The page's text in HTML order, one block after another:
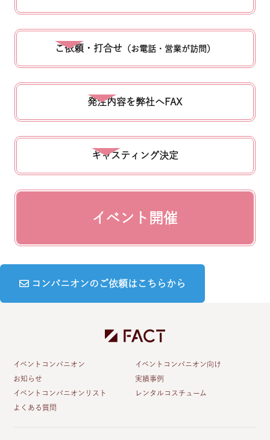
ご依頼・打合せ（お電話・営業が訪問）
発注内容を弊社へFAX
キャスティング決定
イベント開催
コンパニオンのご依頼はこちらから
イベントコンパニオン
イベントコンパニオン向け
お知らせ
実績事例
イベントコンパニオンリスト
レンタルコスチューム
よくある質問